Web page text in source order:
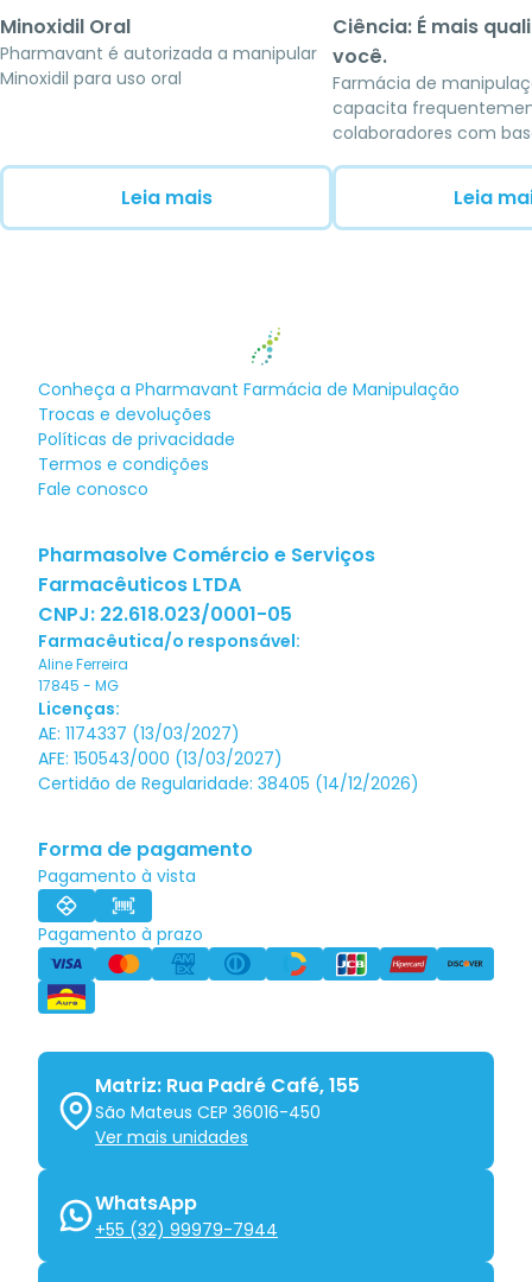
Minoxidil Oral
Pharmavant é autorizada a manipular
Minoxidil para uso oral
Leia mais
Ciência: É mais
você.
Farmácia de
capacita
colaboradores com
Leia
Conheça a Pharmavant Farmácia de Manipulação
Trocas e devoluções
Políticas de privacidade
Termos e condições
Fale conosco
Pharmasolve Comércio e Serviços
Farmacêuticos LTDA
CNPJ: 22.618.023/0001-05
Farmacêutica/o responsável:
Aline Ferreira
17845 - MG
Licenças:
AE: 1174337 (13/03/2027)
AFE: 150543/000 (13/03/2027)
Certidão de Regularidade: 38405 (14/12/2026)
Forma de pagamento
Pagamento à vista
Pagamento à prazo
Matriz: Rua Padré Café, 155
São Mateus CEP 36016-450
Ver mais unidades
WhatsApp
+55 (32) 99979-7944